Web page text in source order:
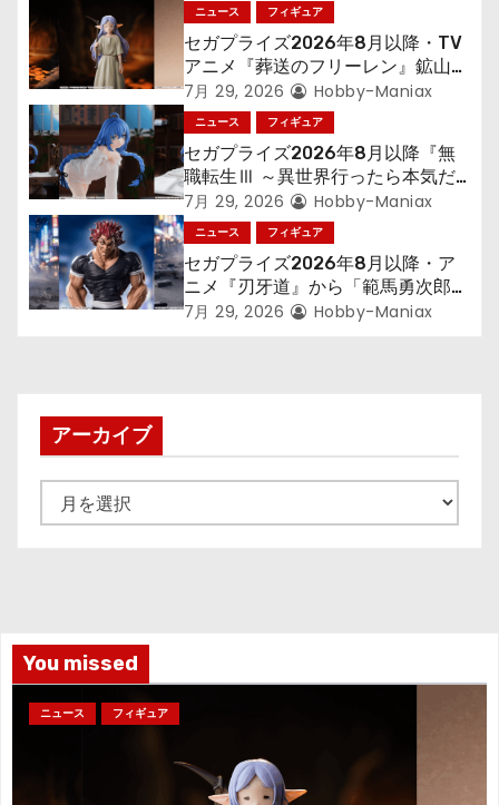
シ
ョ
ン
ニュース フィギュア
セガプライズ2026年8月以降・TV
アニメ『葬送のフリーレン』鉱山で
300年働くことになっっちゃった
「フリーレン」を立体化！
7月 29, 2026 Hobby-Maniax
ニュース フィギュア
セガプライズ2026年8月以降『無
職転生Ⅲ ～異世界行ったら本気だ
す～』から「ロキシー」のフィギュ
アが登場！
7月 29, 2026 Hobby-Maniax
ニュース フィギュア
セガプライズ2026年8月以降・ア
ニメ『刃牙道』から「範馬勇次郎」
が登場ッッ!!
7月 29, 2026 Hobby-Maniax
アーカイブ
ー
You missed
ニュース フィギュア